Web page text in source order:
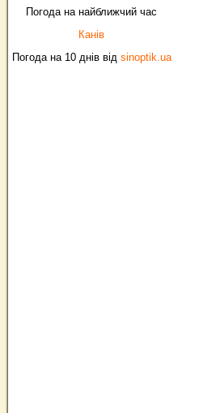
Погода на найближчий час
Канів
Погода на 10 днів від sinoptik.ua